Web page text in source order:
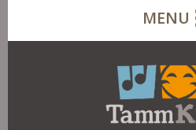
MENU